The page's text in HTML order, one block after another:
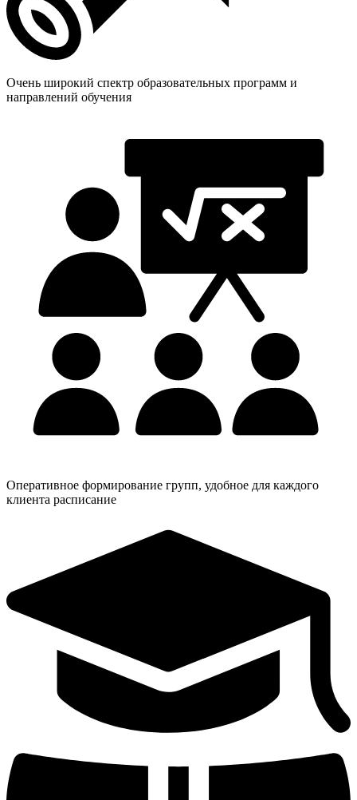
Очень широкий спектр образовательных программ и
направлений обучения
Оперативное формирование групп, удобное для каждого
клиента расписание